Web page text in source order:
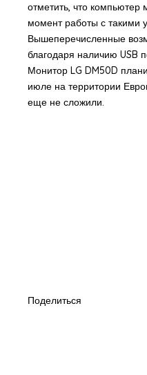
отметить, что
момент работы с такими
Вышеперечисленные
благодаря наличию USB
Монитор LG DM50D
июле на территории
еще не сложили.
Поделиться